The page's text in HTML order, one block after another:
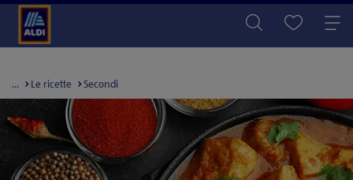
... Le ricette Secondi